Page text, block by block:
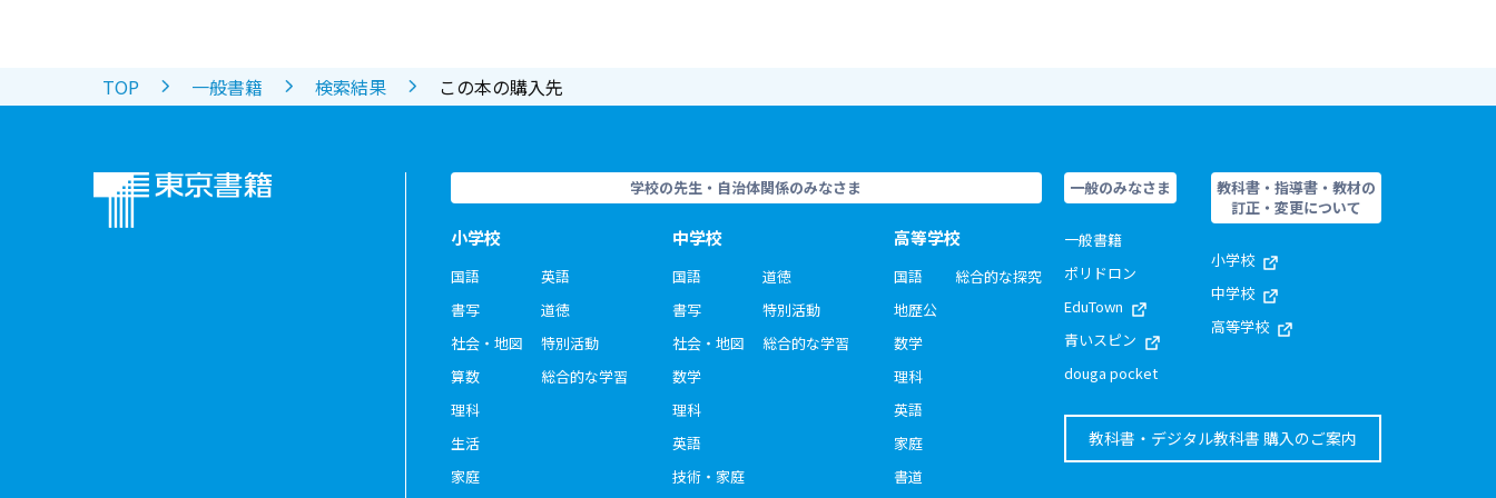
TOP 一般書籍 検索結果 この本の購入先
学校の先生・自治体関係のみなさま
小学校
国語
書写
社会・地図
算数
理科
生活
家庭
英語
道徳
特別活動
総合的な学習
中学校
国語
書写
社会・地図
数学
理科
英語
技術・家庭
道徳
特別活動
総合的な学習
高等学校
国語
地歴公
数学
理科
英語
家庭
書道
総合的な探究
一般のみなさま
一般書籍
ポリドロン
EduTown
青いスピン
douga pocket
教科書・指導書・教材の
訂正・変更について
小学校
中学校
高等学校
教科書・デジタル教科書 購入のご案内